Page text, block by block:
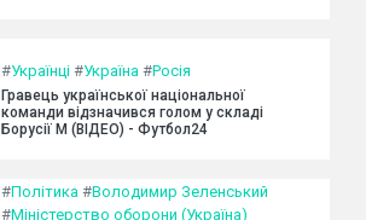
#Українці #Україна #Росія
Гравець української національної
команди відзначився голом у складі
Борусії М (ВІДЕО) - Футбол24
#Політика #Володимир Зеленський
#Міністерство оборони (Україна)